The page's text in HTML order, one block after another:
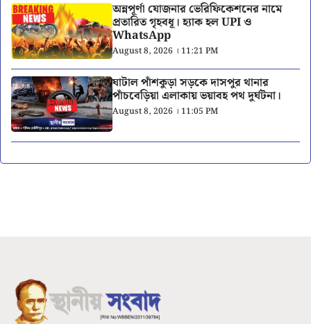
অন্নপূর্ণা যোজনার ভেরিফিকেশনের নামে
প্রতারিত গৃহবধূ। হ্যাক হল UPI ও
WhatsApp
August 8, 2026 । 11:21 PM
ঘাটাল পাঁশকুড়া সড়কে দাসপুর থানার
পাঁচবেড়িয়া এলাকায় ভয়াবহ পথ দুর্ঘটনা।
August 8, 2026 । 11:05 PM